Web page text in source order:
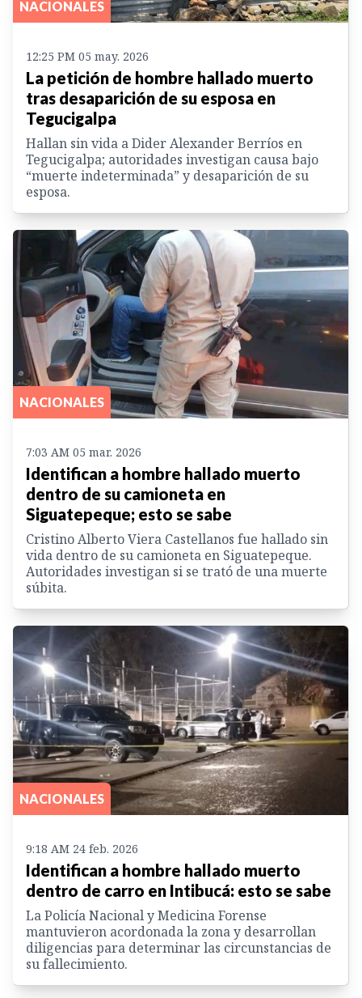
NACIONALES
12:25 PM 05 may. 2026
La petición de hombre hallado muerto
tras desaparición de su esposa en
Tegucigalpa
Hallan sin vida a Dider Alexander Berríos en
Tegucigalpa; autoridades investigan causa bajo
“muerte indeterminada” y desaparición de su
esposa.
NACIONALES
7:03 AM 05 mar. 2026
Identifican a hombre hallado muerto
dentro de su camioneta en
Siguatepeque; esto se sabe
Cristino Alberto Viera Castellanos fue hallado sin
vida dentro de su camioneta en Siguatepeque.
Autoridades investigan si se trató de una muerte
súbita.
NACIONALES
9:18 AM 24 feb. 2026
Identifican a hombre hallado muerto
dentro de carro en Intibucá: esto se sabe
La Policía Nacional y Medicina Forense
mantuvieron acordonada la zona y desarrollan
diligencias para determinar las circunstancias de
su fallecimiento.